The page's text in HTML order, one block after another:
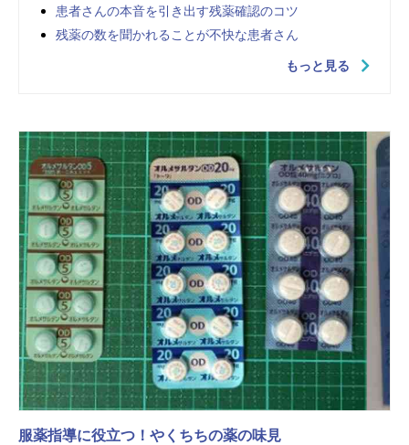
患者さんの本音を引き出す残薬確認のコツ
残薬の数を聞かれることが不快な患者さん
もっと見る
服薬指導に役立つ！やくちちの薬の味見